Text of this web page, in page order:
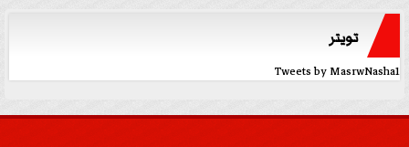
تويتر
Tweets by MasrwNasha1